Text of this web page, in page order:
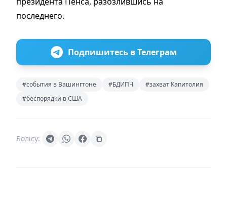
последнего.
Подпишитесь в Телеграм
#события в Вашингтоне #БДИПЧ
#захват Капитолия
#беспорядки в США
Бөлісу: